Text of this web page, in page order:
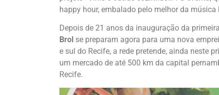
happy hour, embalado pelo melhor da música
Depois de 21 anos da inauguração da
Brol se preparam agora para uma nova
e sul do Recife, a rede pretende, ainda neste
um mercado de até 500 km da capital
Recife.